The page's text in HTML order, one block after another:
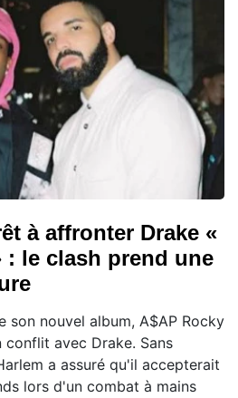
à affronter Drake «
: le clash prend une
son nouvel album, A$AP Rocky
avec Drake. Sans
a assuré qu'il accepterait
lors d'un combat à mains